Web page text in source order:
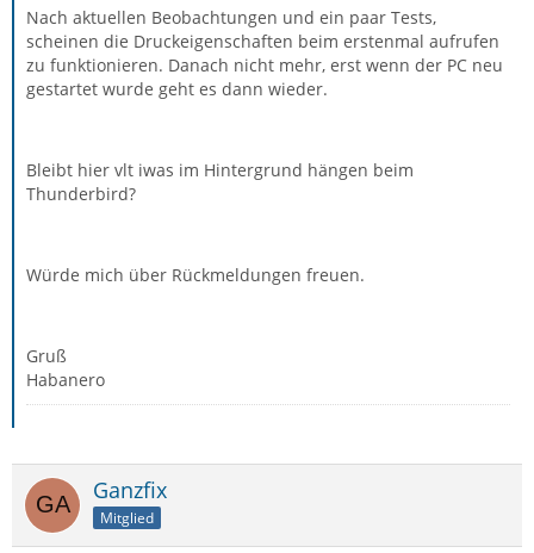
Nach aktuellen Beobachtungen und ein paar Tests,
scheinen die Druckeigenschaften beim erstenmal aufrufen
zu funktionieren. Danach nicht mehr, erst wenn der PC neu
gestartet wurde geht es dann wieder.
Bleibt hier vlt iwas im Hintergrund hängen beim
Thunderbird?
Würde mich über Rückmeldungen freuen.
Gruß
Habanero
Ganzfix
Mitglied